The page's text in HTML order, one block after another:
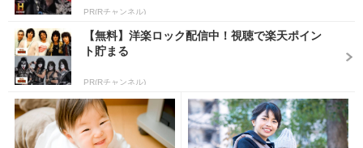
PR(Rチャンネル)
【無料】洋楽ロック配信中！視聴で楽天ポイン
ト貯まる
PR(Rチャンネル)